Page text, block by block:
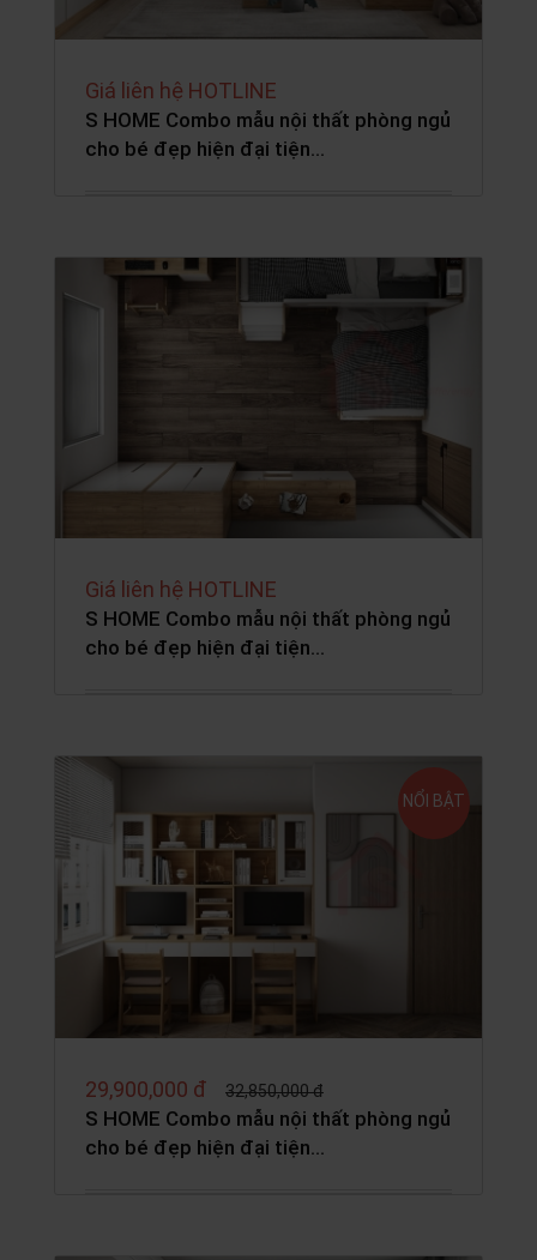
Giá liên hệ HOTLINE
S HOME Combo mẫu nội thất phòng ngủ
cho bé đẹp hiện đại tiện…
Giá liên hệ HOTLINE
S HOME Combo mẫu nội thất phòng ngủ
cho bé đẹp hiện đại tiện…
NỔI BẬT
29,900,000 đ 32,850,000 đ
S HOME Combo mẫu nội thất phòng ngủ
cho bé đẹp hiện đại tiện…